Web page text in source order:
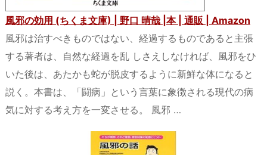
風邪の効用 (ちくま文庫) | 野口 晴哉 |本 | 通販 | Amazon
風邪は治すべきものではない、経過するものであると主張
する著者は、自然な経過を乱 しさえしなければ、風邪をひ
いた後は、あたかも蛇が脱皮するように新鮮な体になると
説く。本書は、「闘病」という言葉に象徴される現代の病
気に対する考え方を一変させる。 風邪 …